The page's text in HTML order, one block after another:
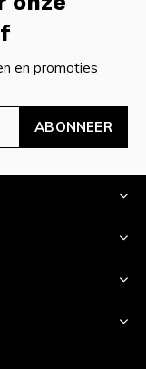
en promoties
ABONNEER